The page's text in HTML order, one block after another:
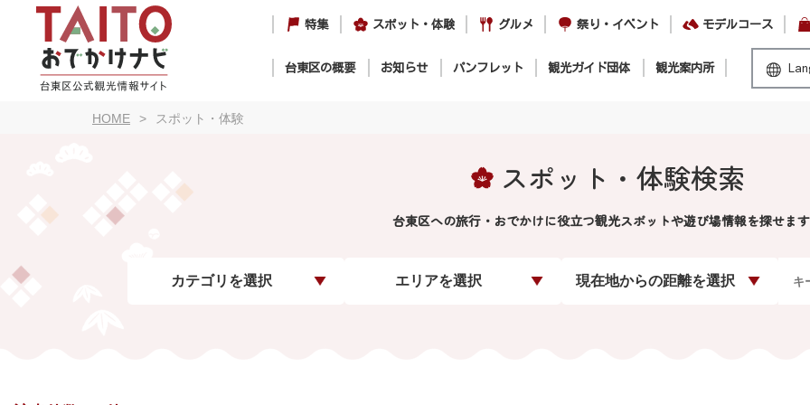
特集 スポット・体験 グルメ 祭り・イベント モデルコース
台東区の概要 お知らせ パンフレット 観光ガイド団体 観光案内所
HOME スポット・体験
スポット・体験検索
台東区への旅行・おでかけに役立つ観光スポットや遊び場情報を探せま
カテゴリを選択 エリアを選択 現在地からの距離を選択